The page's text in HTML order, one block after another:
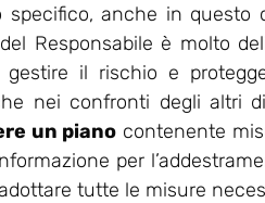
specifico, anche in
Responsabile è molto
gestire il rischio e
nei confronti degli altri
un piano contenente
per
tutte le misure